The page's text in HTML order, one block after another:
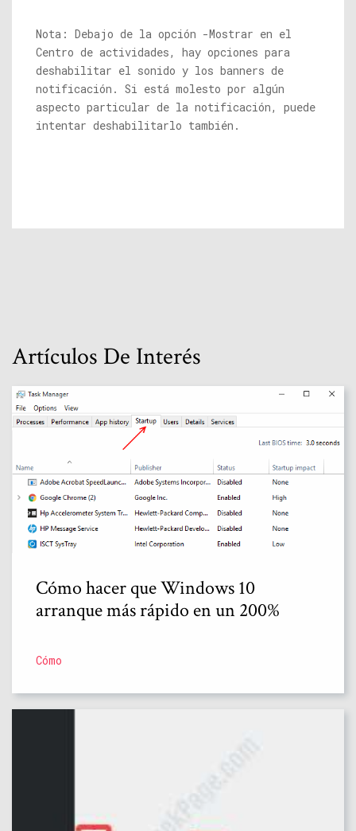
Nota: Debajo de la opción -Mostrar en el
Centro de actividades, hay opciones para
deshabilitar el sonido y los banners de
notificación. Si está molesto por algún
aspecto particular de la notificación, puede
intentar deshabilitarlo también.
Artículos De Interés
Cómo hacer que Windows 10
arranque más rápido en un 200%
Cómo